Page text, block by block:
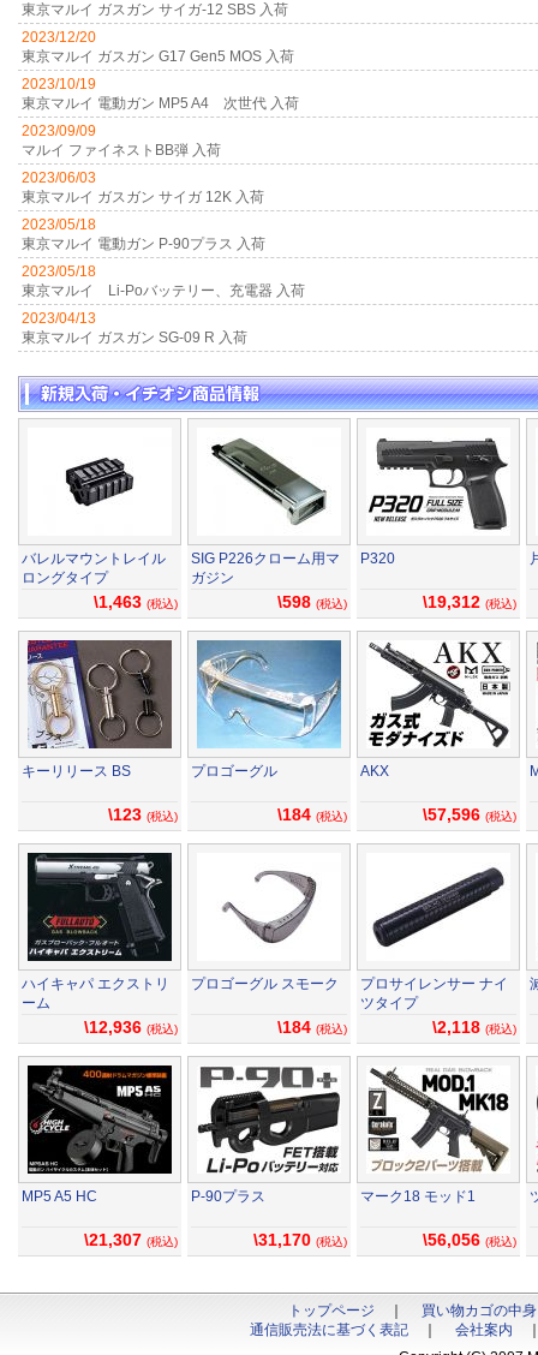
東京マルイ ガスガン サイガ-12 SBS 入荷
2023/12/20
東京マルイ ガスガン G17 Gen5 MOS 入荷
2023/10/19
東京マルイ 電動ガン MP5 A4 次世代 入荷
2023/09/09
マルイ ファイネストBB弾 入荷
2023/06/03
東京マルイ ガスガン サイガ 12K 入荷
2023/05/18
東京マルイ 電動ガン P-90プラス 入荷
2023/05/18
東京マルイ Li-Poバッテリー、充電器 入荷
2023/04/13
東京マルイ ガスガン SG-09 R 入荷
バレルマウントレイル
ロングタイプ
\1,463 (税込)
SIG P226クローム用マ
ガジン
\598 (税込)
P320
\19,312 (税込)
キーリリース BS
\123 (税込)
プロゴーグル
\184 (税込)
AKX
\57,596 (税込)
ハイキャパ エクストリ
ーム
\12,936 (税込)
プロゴーグル スモーク
\184 (税込)
プロサイレンサー ナイ
ツタイプ
\2,118 (税込)
MP5 A5 HC
\21,307 (税込)
P-90プラス
\31,170 (税込)
マーク18 モッド1
\56,056 (税込)
トップページ
買い物カゴの中
通信販売法に基づく表記
会社案内